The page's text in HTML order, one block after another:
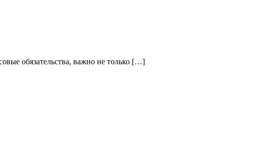
обязательства, важно не только […]